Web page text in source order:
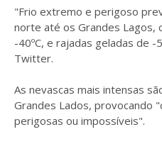
"Frio extremo e perigoso
norte até os Grandes Lagos,
-40ºC, e rajadas geladas de -
Twitter.
As nevascas mais intensas
Grandes Lados, provocando
perigosas ou impossíveis".